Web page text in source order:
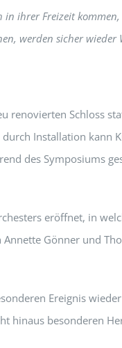
ihrer Freizeit
werden sicher
Schloss
Installation
des Symposiums
eröffnet, in
Gönner und
Ereignis
hinaus besonderen